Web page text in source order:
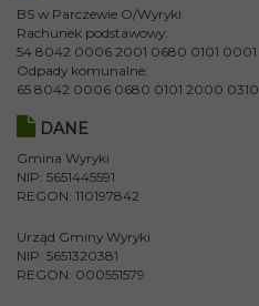
BS w Parczewie O/Wyryki
Rachunek podstawowy:
54 8042 0006 2001 0680 0101 0001
Odpady komunalne:
65 8042 0006 0680 0101 2000 0310
DANE
Gmina Wyryki
NIP: 5651445591
REGON: 110197842
Urząd Gminy Wyryki
NIP: 5651320381
REGON: 000551579